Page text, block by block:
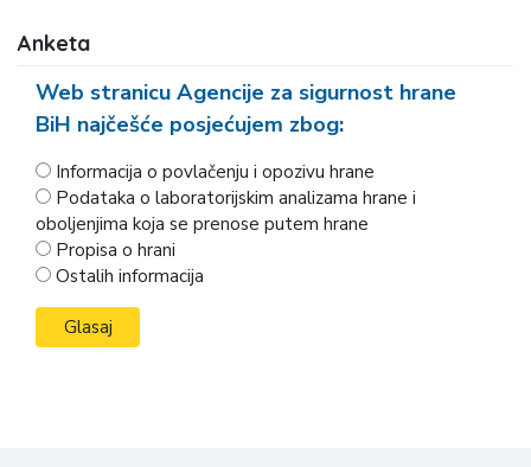
Anketa
Web stranicu Agencije za sigurnost hrane
BiH najčešće posjećujem zbog:
Informacija o povlačenju i opozivu hrane
Podataka o laboratorijskim analizama hrane i
oboljenjima koja se prenose putem hrane
Propisa o hrani
Ostalih informacija